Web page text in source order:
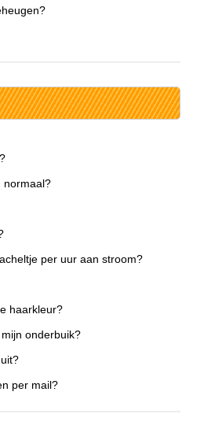
normaal?
per uur aan stroom?
haarkleur?
onderbuik?
per mail?